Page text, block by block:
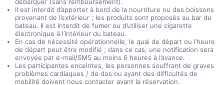
Il est interdit d’apporter à bord de la nourriture ou des boissons
provenant de l’extérieur ; les produits sont proposés au bar du
bateau. Il est interdit de fumer ou d’utiliser une cigarette
électronique à l’intérieur du bateau.
En cas de nécessité opérationnelle, le quai de départ ou l’heure
de départ peut être modifié ; dans ce cas, une notification sera
envoyée par e-mail/SMS au moins 6 heures à l’avance.
Les participantes enceintes, les personnes souffrant de graves
problèmes cardiaques / de dos ou ayant des difficultés de
mobilité doivent nous contacter avant la réservation.